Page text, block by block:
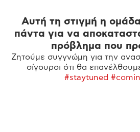
Αυτή τη στιγμή η
πάντα για να
πρόβλημα που
Ζητούμε συγγνώμη για την
σίγουροι ότι θα
#staytuned